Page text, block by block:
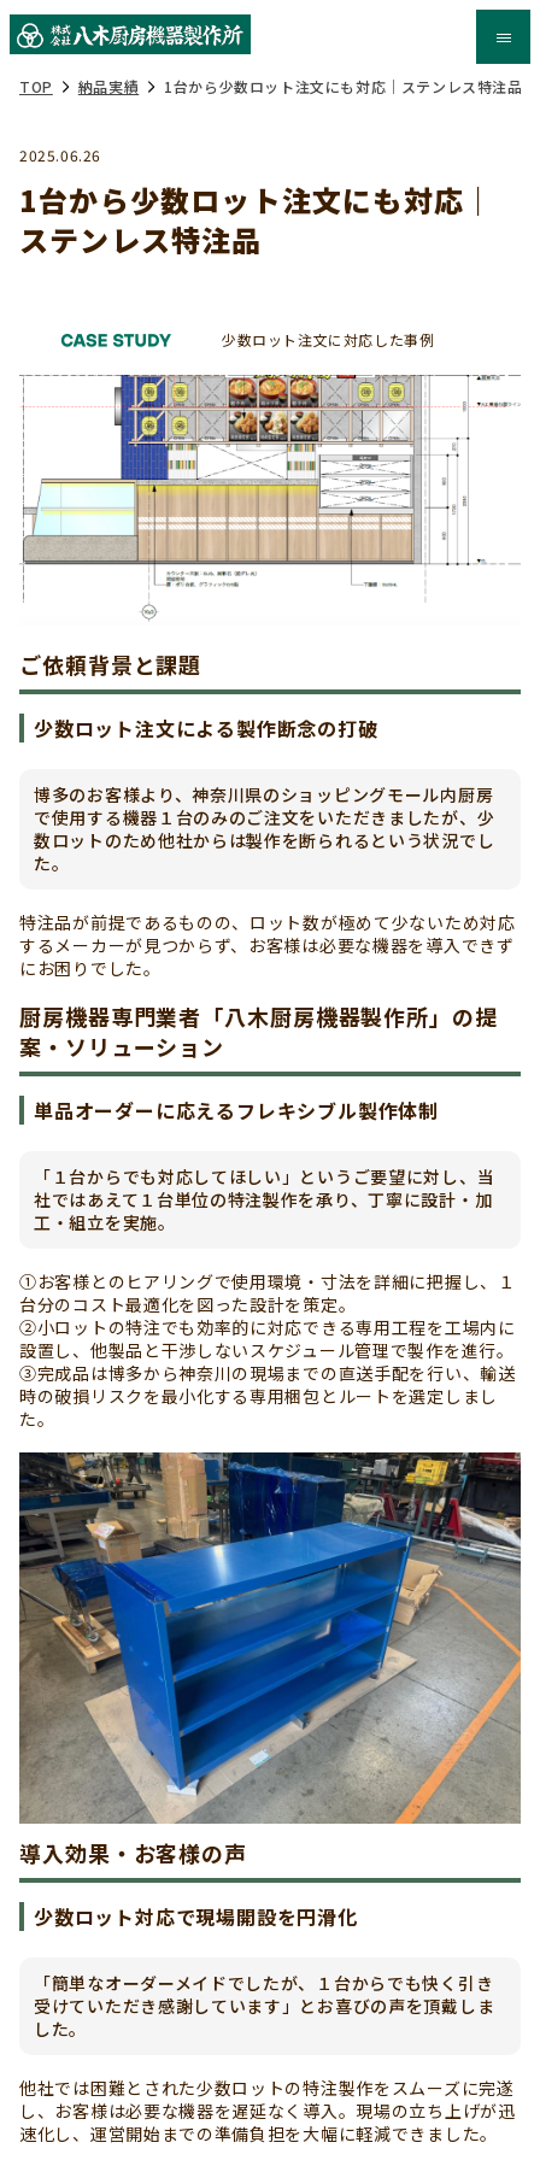
TOP 納品実績 1台から少数ロット注文にも対応｜ステンレス特注品
2025.06.26
1台から少数ロット注文にも対応｜
ステンレス特注品
少数ロット注文に対応した事例
ご依頼背景と課題
少数ロット注文による製作断念の打破
博多のお客様より、神奈川県のショッピングモール内厨房
で使用する機器１台のみのご注文をいただきましたが、少
数ロットのため他社からは製作を断られるという状況でし
た。
特注品が前提であるものの、ロット数が極めて少ないため対応
するメーカーが見つからず、お客様は必要な機器を導入できず
にお困りでした。
厨房機器専門業者「八木厨房機器製作所」の提
案・ソリューション
単品オーダーに応えるフレキシブル製作体制
「１台からでも対応してほしい」というご要望に対し、当
社ではあえて１台単位の特注製作を承り、丁寧に設計・加
工・組立を実施。
①お客様とのヒアリングで使用環境・寸法を詳細に把握し、１
台分のコスト最適化を図った設計を策定。
②小ロットの特注でも効率的に対応できる専用工程を工場内に
設置し、他製品と干渉しないスケジュール管理で製作を進行。
③完成品は博多から神奈川の現場までの直送手配を行い、輸送
時の破損リスクを最小化する専用梱包とルートを選定しまし
た。
導入効果・お客様の声
少数ロット対応で現場開設を円滑化
「簡単なオーダーメイドでしたが、１台からでも快く引き
受けていただき感謝しています」とお喜びの声を頂戴しま
した。
他社では困難とされた少数ロットの特注製作をスムーズに完遂
し、お客様は必要な機器を遅延なく導入。現場の立ち上げが迅
速化し、運営開始までの準備負担を大幅に軽減できました。